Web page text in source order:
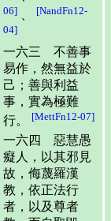
06]
[NandFn12-
04]
一六三 不善事
易作，然無益於
己；善與利益
事，實為極難
行。
[MettFn12-07]
一六四 惡慧愚
癡人，以其邪見
故，侮蔑羅漢
教，依正法行
者，以及尊者